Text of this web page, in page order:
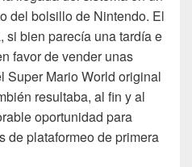
del bolsillo de Nintendo. El
si bien parecía una tardía e
favor de vender unas
Super Mario World original
resultaba, al fin y al
oportunidad para
de plataformeo de primera